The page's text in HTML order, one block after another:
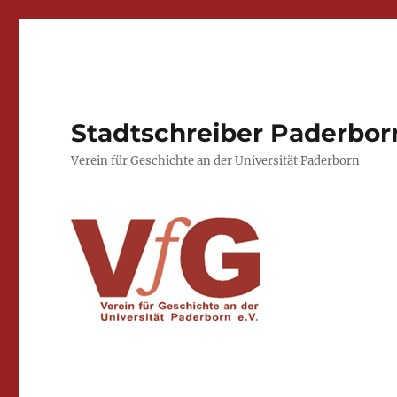
Stadtschreiber
Verein für Geschichte an der Universität Paderborn